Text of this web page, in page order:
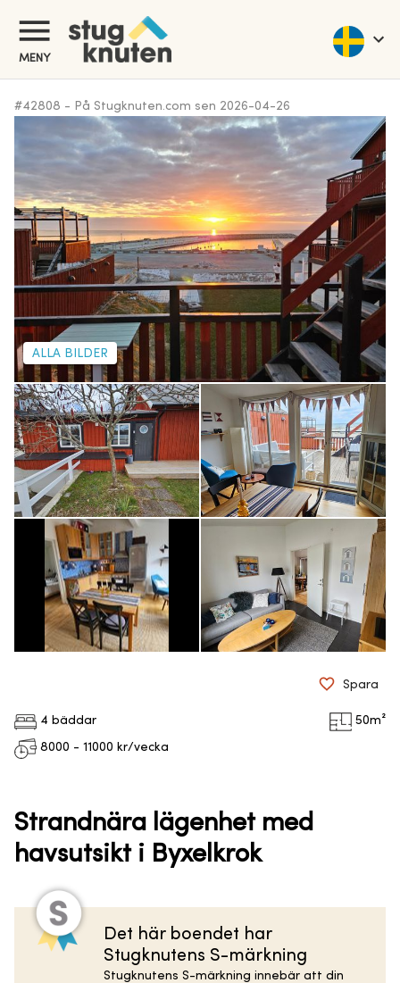
MENY
#42808 - På Stugknuten.com sen 2026-04-26
ALLA BILDER
4 bäddar 50m²
8000 - 11000 kr/vecka
Spara
Strandnära lägenhet med
havsutsikt i Byxelkrok
Det här boendet har
Stugknutens S-märkning
Stugknutens S-märkning innebär att din